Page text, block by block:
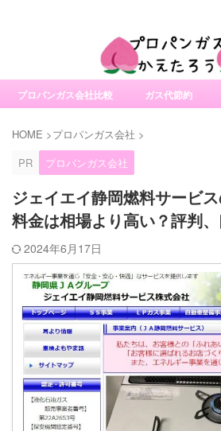
プロパンガス会社比較 ガス代節約
HOME >プロパンガス会社 >
PR
プロパンガス会社
ジェイエイ静岡燃料サービ
料金は相場より高い？評判
2024年6月17日